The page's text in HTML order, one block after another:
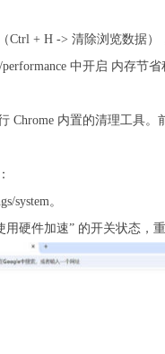
Ctrl + H -> 清除浏览数据）
performance 中开启 内存节
Chrome 内置的清理工具。
system。
用硬件加速” 的开关状态，